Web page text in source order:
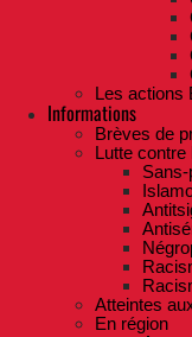
Les actions
Informations
Brèves de
Lutte
Atteintes
En région